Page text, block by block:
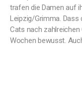
trafen die Damen auf
Leipzig/Grimma. Dass
Cats nach
Wochen bewusst.